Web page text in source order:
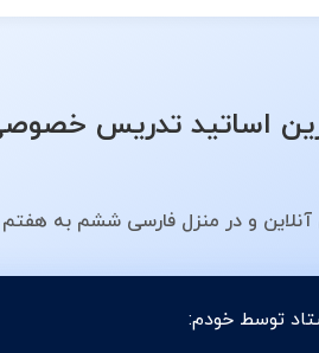
اساتید تدریس
و در منزل فارسی ششم به هفتم
توسط خودم: